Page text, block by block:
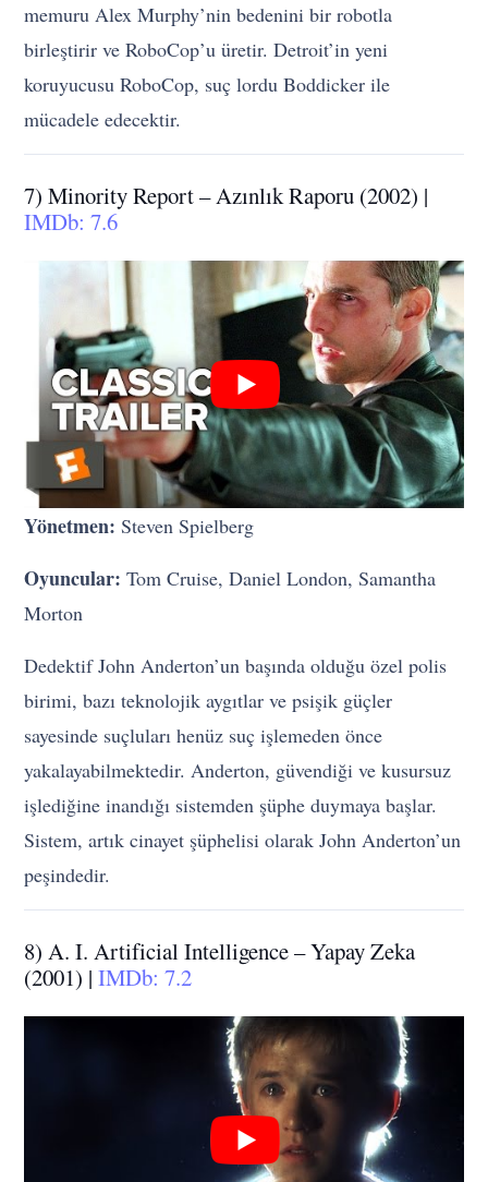
memuru Alex Murphy’nin bedenini bir robotla
birleştirir ve RoboCop’u üretir. Detroit’in yeni
koruyucusu RoboCop, suç lordu Boddicker ile
mücadele edecektir.
7) Minority Report – Azınlık Raporu (2002) |
IMDb: 7.6
Yönetmen: Steven Spielberg
Oyuncular: Tom Cruise, Daniel London, Samantha
Morton
Dedektif John Anderton’un başında olduğu özel polis
birimi, bazı teknolojik aygıtlar ve psişik güçler
sayesinde suçluları henüz suç işlemeden önce
yakalayabilmektedir. Anderton, güvendiği ve kusursuz
işlediğine inandığı sistemden şüphe duymaya başlar.
Sistem, artık cinayet şüphelisi olarak John Anderton’un
peşindedir.
8) A. I. Artificial Intelligence – Yapay Zeka
(2001) |IMDb: 7.2